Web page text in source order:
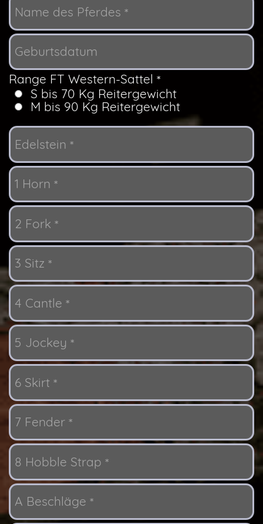
Name des Pferdes *
Geburtsdatum
Range FT Western-Sattel *
S bis 70 Kg Reitergewicht
M bis 90 Kg Reitergewicht
Edelstein *
1 Horn *
2 Fork *
3 Sitz *
4 Cantle *
5 Jockey *
6 Skirt *
7 Fender *
8 Hobble Strap *
A Beschläge *